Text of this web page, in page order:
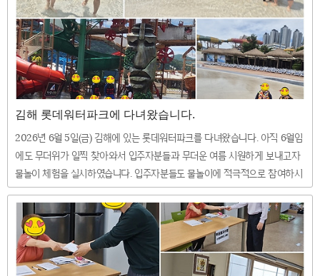
김해 롯데워터파크에 다녀왔습니다.
2026년 6월 5일(금) 김해에 있는 롯데워터파크를 다녀왔습니다. 아직 6월임
에도 무더위가 일찍 찾아와서 입주자분들과 무더운 여름 시원하게 보내고자
물놀이 체험을 실시하였습니다. 입주자분들도 물놀이에 적극적으로 참여하시
고 즐거운 시간을 보내고 와서 더욱 의미가 있었던 것 같습니다 ^^